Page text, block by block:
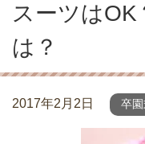
スーツは
は？
2017年2月2日 卒